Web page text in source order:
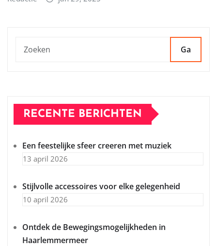
Ga
RECENTE BERICHTEN
Een feestelijke sfeer creeren met muziek
13 april 2026
Stijlvolle accessoires voor elke gelegenheid
10 april 2026
Ontdek de Bewegingsmogelijkheden in
Haarlemmermeer